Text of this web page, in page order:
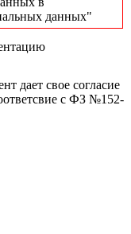
данных"
дает свое согласие
с ФЗ №152-